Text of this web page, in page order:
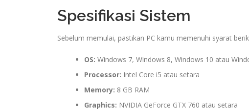
Spesifikasi Sistem
Sebelum memulai, pastikan PC kamu memenuhi syarat
OS: Windows 7, Windows 8, Windows 10 atau
Processor: Intel Core i5 atau setara
Memory: 8 GB RAM
Graphics: NVIDIA GeForce GTX 760 atau setara